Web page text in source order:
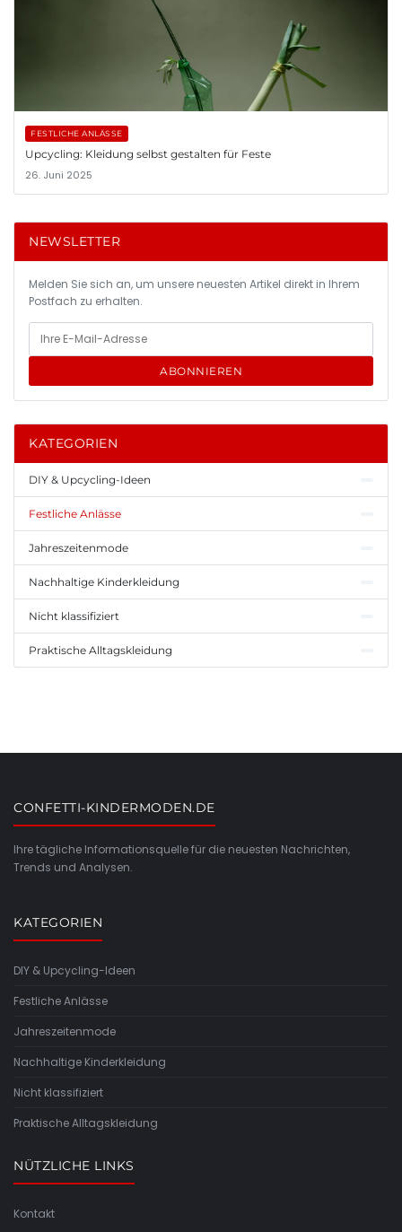
FESTLICHE ANLÄSSE
Upcycling: Kleidung selbst gestalten für Feste
26. Juni 2025
NEWSLETTER
Melden Sie sich an, um unsere neuesten Artikel direkt in Ihrem
Postfach zu erhalten.
ABONNIEREN
KATEGORIEN
DIY & Upcycling-Ideen
Festliche Anlässe
Jahreszeitenmode
Nachhaltige Kinderkleidung
Nicht klassifiziert
Praktische Alltagskleidung
CONFETTI-KINDERMODEN.DE
Ihre tägliche Informationsquelle für die neuesten Nachrichten,
Trends und Analysen.
KATEGORIEN
DIY & Upcycling-Ideen
Festliche Anlässe
Jahreszeitenmode
Nachhaltige Kinderkleidung
Nicht klassifiziert
Praktische Alltagskleidung
NÜTZLICHE LINKS
Kontakt